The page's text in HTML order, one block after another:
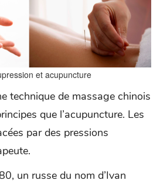
et acupuncture
technique de massage chinois
que l’acupuncture. Les
par des pressions
un russe du nom d’Ivan